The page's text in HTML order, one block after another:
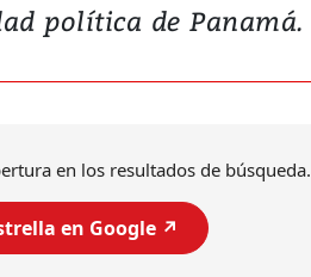
política de Panamá.
en los resultados de búsqueda.
en Google ↗️